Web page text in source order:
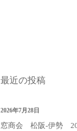
最近の投稿
窓商会 松阪-伊勢
2026年7月28日